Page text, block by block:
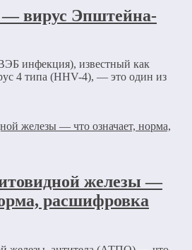
вирус Эпштейна-
инфекция), известный как
4 типа (HHV-4), — это один из
железы —
расшифровка